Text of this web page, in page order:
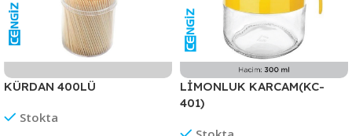
KÜRDAN 400LÜ
Stokta
LİMONLUK KARCAM(KC-
401)